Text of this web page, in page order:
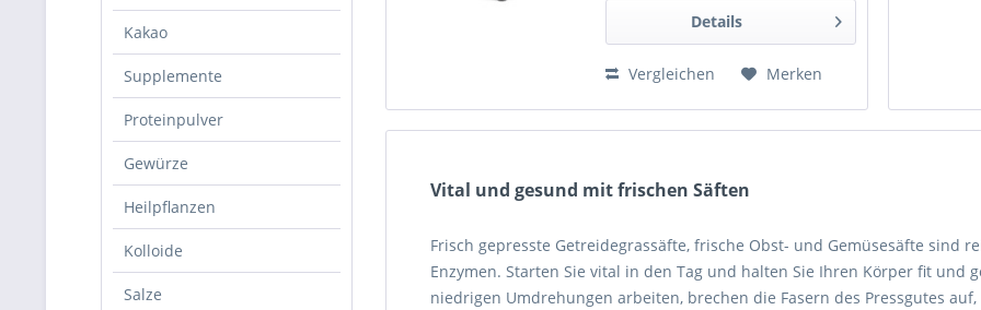
Kakao
Supplemente
Proteinpulver
Gewürze
Heilpflanzen
Kolloide
Salze
Details
Vergleichen Merken
Vital und gesund mit frischen Säften
Frisch gepresste Getreidegrassäfte, frische Obst- und Gemüsesäfte sind
Enzymen. Starten Sie vital in den Tag und halten Sie Ihren Körper fit und
niedrigen Umdrehungen arbeiten, brechen die Fasern des Pressgutes